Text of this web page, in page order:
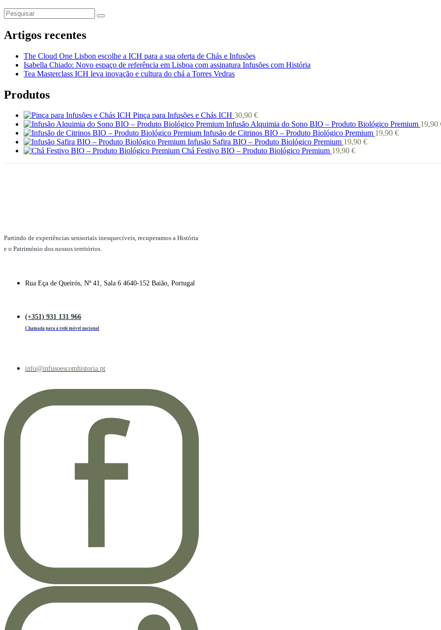
Artigos recentes
The Cloud One Lisbon escolhe a ICH para a sua oferta de Chás e Infusões
Isabella Chiado: Novo espaço de referência em Lisboa com assinatura Infusões com História
Tea Masterclass ICH leva inovação e cultura do chá a Torres Vedras
Produtos
Pinça para Infusões e Chás ICH 30,90 €
Infusão Alquimia do Sono BIO – Produto Biológico Premium 19,90
Infusão de Citrinos BIO – Produto Biológico Premium 19,90 €
Infusão Safira BIO – Produto Biológico Premium 19,90 €
Chá Festivo BIO – Produto Biológico Premium 19,90 €
Partindo de experiências sensoriais inesquecíveis, recuperamos a História
e o Património dos nossos territórios.
Rua Eça de Queirós, Nº 41, Sala 6 4640-152 Baião, Portugal
(+351) 931 131 966
Chamada para a rede móvel nacional
info@infusoescomhistoria.pt